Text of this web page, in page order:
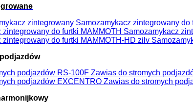
Samozamykacz zintegrowany do
Samozamykacz
Zawias do stromych
Zawias do stromych